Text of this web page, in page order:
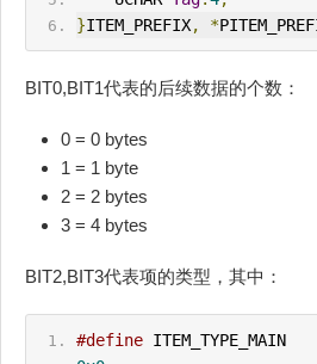
}ITEM_PREFIX, *
BIT0,BIT1代表的后续数据的个数：
0 = 0 bytes
1 = 1 byte
2 = 2 bytes
3 = 4 bytes
BIT2,BIT3代表项的类型，其中：
#define ITEM_TYPE_MAIN